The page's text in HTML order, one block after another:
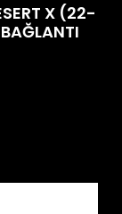
X (22-